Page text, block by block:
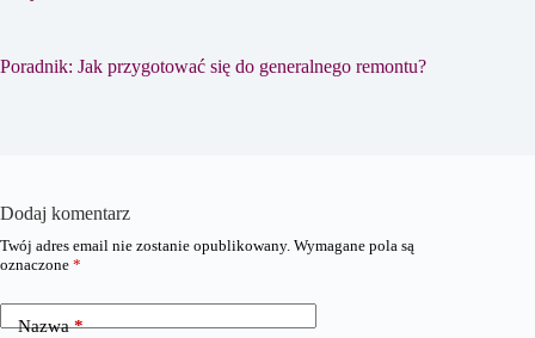
Poradnik: Jak przygotować się do generalnego remontu?
Dodaj komentarz
Twój adres email nie zostanie opublikowany. Wymagane pola są
oznaczone *
Nazwa*